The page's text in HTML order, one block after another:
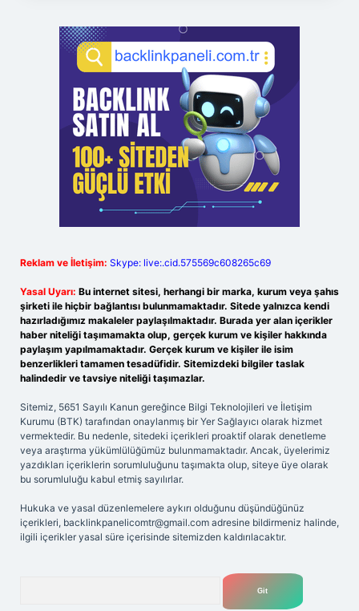
Reklam ve İletişim: Skype: live:.cid.575569c608265c69
Yasal Uyarı: Bu internet sitesi, herhangi bir marka, kurum veya şahıs
şirketi ile hiçbir bağlantısı bulunmamaktadır. Sitede yalnızca kendi
hazırladığımız makaleler paylaşılmaktadır. Burada yer alan içerikler
haber niteliği taşımamakta olup, gerçek kurum ve kişiler hakkında
paylaşım yapılmamaktadır. Gerçek kurum ve kişiler ile isim
benzerlikleri tamamen tesadüfidir. Sitemizdeki bilgiler taslak
halindedir ve tavsiye niteliği taşımazlar.
Sitemiz, 5651 Sayılı Kanun gereğince Bilgi Teknolojileri ve İletişim
Kurumu (BTK) tarafından onaylanmış bir Yer Sağlayıcı olarak hizmet
vermektedir. Bu nedenle, sitedeki içerikleri proaktif olarak denetleme
veya araştırma yükümlülüğümüz bulunmamaktadır. Ancak, üyelerimiz
yazdıkları içeriklerin sorumluluğunu taşımakta olup, siteye üye olarak
bu sorumluluğu kabul etmiş sayılırlar.
Hukuka ve yasal düzenlemelere aykırı olduğunu düşündüğünüz
içerikleri, backlinkpanelicomtr@gmail.com adresine bildirmeniz halinde,
ilgili içerikler yasal süre içerisinde sitemizden kaldırılacaktır.